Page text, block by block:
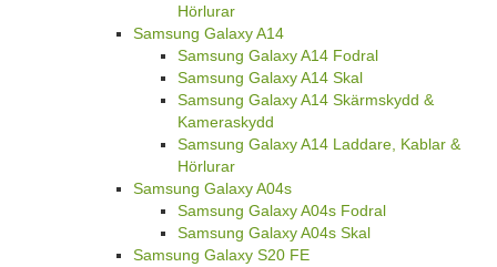
Hörlurar
Samsung Galaxy A14
Samsung Galaxy A14 Fodral
Samsung Galaxy A14 Skal
Samsung Galaxy A14 Skärmskydd &
Kameraskydd
Samsung Galaxy A14 Laddare, Kablar &
Hörlurar
Samsung Galaxy A04s
Samsung Galaxy A04s Fodral
Samsung Galaxy A04s Skal
Samsung Galaxy S20 FE